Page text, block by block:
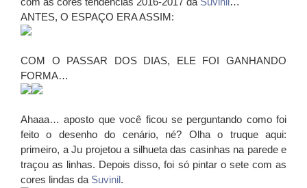
ANTES, O ESPAÇO ERA ASSIM:
COM O PASSAR DOS DIAS, ELE FOI GANHANDO
FORMA…
Ahaaa… aposto que você ficou se perguntando como foi
feito o desenho do cenário, né? Olha o truque aqui:
primeiro, a Ju projetou a silhueta das casinhas na parede e
traçou as linhas. Depois disso, foi só pintar o sete com as
cores lindas da Suvinil.